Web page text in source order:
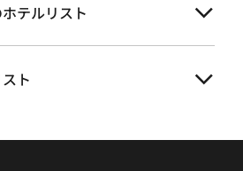
テルリスト
ト